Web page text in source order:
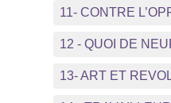
11- CONTRE
12 - QUOI DE
13- ART ET